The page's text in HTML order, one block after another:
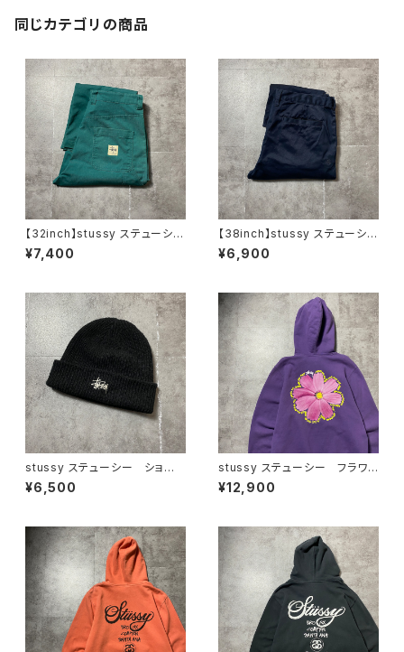
同じカテゴリの商品
【32inch】stussy ステューシ
ー ジッパーフライ グリー
ン ダブルニー ワークパンツ
¥7,400
【38inch】stussy ステューシ
ー ジッパーフライ SSリン
ク 刺繍ロゴ ネイビー クロ
¥6,900
stussy ステューシー ショー
ンフォント 刺繍ロゴ アクリル
100% ブラック 黒 ニット
¥6,500
stussy ステューシー フラワ
ー グラフィック バックプリン
ト パープル スウェット パー
¥12,900